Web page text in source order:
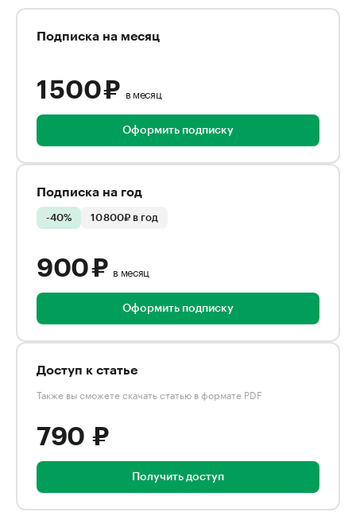
Подписка на месяц
1 500 ₽ в месяц
Оформить подписку
Подписка на год
-40% 10 800₽ в год
900 ₽ в месяц
Оформить подписку
Доступ к статье
Также вы сможете скачать статью в формате PDF
790 ₽
Получить доступ